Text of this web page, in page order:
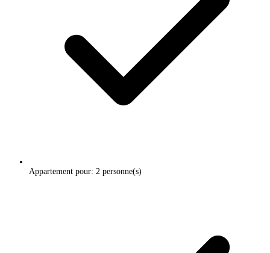
Appartement pour: 2 personne(s)